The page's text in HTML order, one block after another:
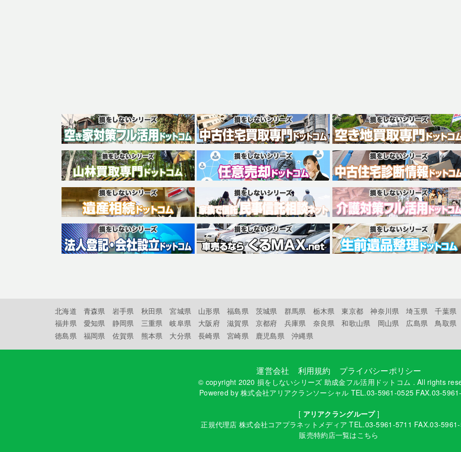
北海道 青森県 岩手県 秋田県 宮城県 山形県 福島県 茨城県 群馬県 栃木県 東京都 神奈川県 埼玉県 千葉県
福井県
愛知県 静岡県 三重県 岐阜県 大阪府 滋賀県 京都府 兵庫県 奈良県 和歌山県 岡山県 広島県 鳥取県
徳島県
福岡県 佐賀県 熊本県 大分県 長崎県 宮崎県 鹿児島県 沖縄県
運営会社 利用規約 プライバシーポリシー
© copyright 2020損をしないシリーズ 助成金フル活用ドットコム . All rights
Powered by株式会社アリアクランソーシャル TEL.03-5961-0525 FAX.03-
[ アリアクラングループ]
正規代理店 株式会社コアプラネットメディア TEL.03-5961-5711 FAX.03-
販売特約店一覧はこちら